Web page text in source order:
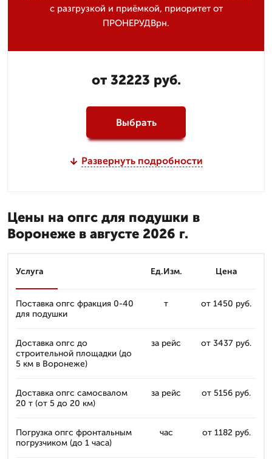
с разгрузкой и приёмкой, приоритет от
ПРОНЕРУДВрн.
от 32223 руб.
Выбрать
Развернуть подробности
Цены на опгс для подушки в
Воронеже в августе 2026 г.
Услуга Ед.Изм. Цена
Поставка опгс фракция 0-40
для подушки
т от 1450 руб.
Доставка опгс до
строительной площадки (до
5 км в Воронеже)
за рейс от 3437 руб.
Доставка опгс самосвалом
20 т (от 5 до 20 км)
за рейс от 5156 руб.
Погрузка опгс фронтальным
погрузчиком (до 1 часа)
час от 1182 руб.